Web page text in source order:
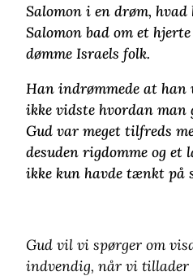
Salomon i en drøm, hvad
Salomon bad om et
dømme Israels folk.
Han indrømmede at han
ikke vidste hvordan man
Gud var meget tilfreds
desuden rigdomme og
ikke kun havde tænkt på
Gud vil vi spørger om
indvendig, når vi tillader